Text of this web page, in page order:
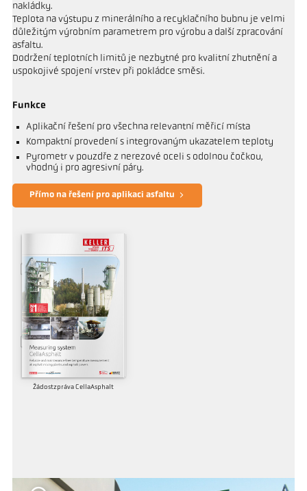
nakládky.
Teplota na výstupu z minerálního a recyklačního bubnu je velmi
důležitým výrobním parametrem pro výrobu a další zpracování
asfaltu.
Dodržení teplotních limitů je nezbytné pro kvalitní zhutnění a
uspokojivé spojení vrstev při pokládce směsi.
Funkce
Aplikační řešení pro všechna relevantní měřicí místa
Kompaktní provedení s integrovaným ukazatelem teploty
Pyrometr v pouzdře z nerezové oceli s odolnou čočkou,
vhodný i pro agresivní páry.
Přímo na řešení pro aplikaci asfaltu
Žádostzpráva CellaAsphalt